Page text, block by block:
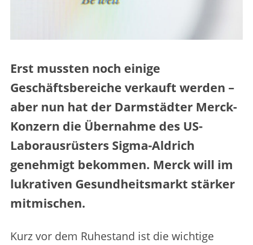
Erst mussten noch einige
Geschäftsbereiche verkauft werden –
aber nun hat der Darmstädter Merck-
Konzern die Übernahme des US-
Laborausrüsters Sigma-Aldrich
genehmigt bekommen. Merck will im
lukrativen Gesundheitsmarkt stärker
mitmischen.
Kurz vor dem Ruhestand ist die wichtige